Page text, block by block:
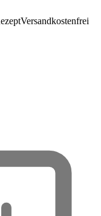
Versandkostenfrei